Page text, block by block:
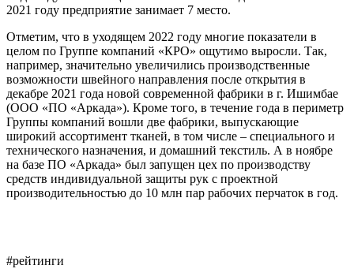
2021 году предприятие занимает 7 место.
Отметим, что в уходящем 2022 году многие показатели в
целом по Группе компаний «КРО» ощутимо выросли. Так,
например, значительно увеличились производственные
возможности швейного направления после открытия в
декабре 2021 года новой современной фабрики в г. Ишимбае
(ООО «ПО «Аркада»). Кроме того, в течение года в периметр
Группы компаний вошли две фабрики, выпускающие
широкий ассортимент тканей, в том числе – специального и
технического назначения, и домашний текстиль. А в ноябре
на базе ПО «Аркада» был запущен цех по производству
средств индивидуальной защиты рук с проектной
производительностью до 10 млн пар рабочих перчаток в год.
#рейтинги